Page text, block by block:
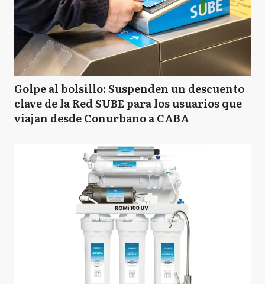
Golpe al bolsillo: Suspenden un descuento
clave de la Red SUBE para los usuarios que
viajan desde Conurbano a CABA